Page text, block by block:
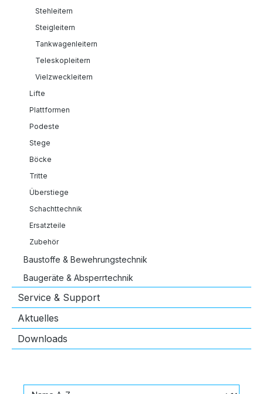
Stehleitern
Steigleitern
Tankwagenleitern
Teleskopleitern
Vielzweckleitern
Lifte
Plattformen
Podeste
Stege
Böcke
Tritte
Überstiege
Schachttechnik
Ersatzteile
Zubehör
Baustoffe & Bewehrungstechnik
Baugeräte & Absperrtechnik
Service & Support
Aktuelles
Downloads